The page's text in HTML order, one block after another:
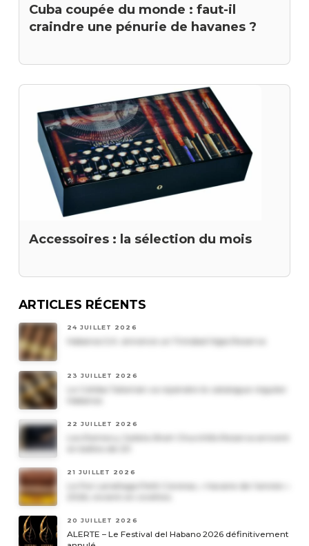
Cuba coupée du monde : faut-il
craindre une pénurie de havanes ?
Accessoires : la sélection du mois
ARTICLES RÉCENTS
24 JUILLET 2026
Habanos S.A. annonce un Trinidad Vigia Reserva
23 JUILLET 2026
Le Cohiba Talismán va rejoindre le catalogue régulier
Habanos
22 JUILLET 2026
Les Romeo y Julieta Short Churchills Reserva arrivent
21 JUILLET 2026
Le Por Larrañaga Petit Coronas, « havane de l’année »
20 JUILLET 2026
ALERTE – Le Festival del Habano 2026 définitivement